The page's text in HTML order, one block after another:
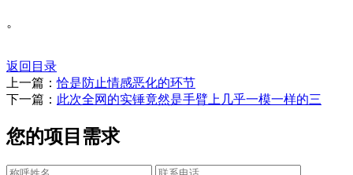
。
返回目录
上一篇：恰是防止情感恶化的环节
下一篇： 此次全网的实锤竟然是手臂上几乎一模一样的三
您的项目需求